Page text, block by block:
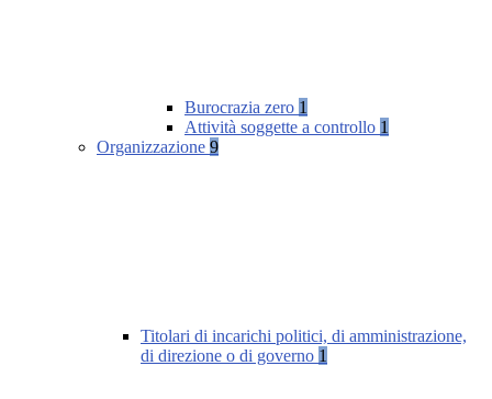
Burocrazia zero 1
Attività soggette a controllo 1
Organizzazione 9
Titolari di incarichi politici, di amministrazione,
di direzione o di governo 1